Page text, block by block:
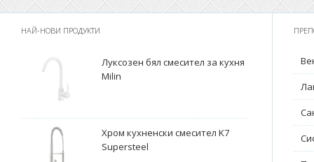
НАЙ-НОВИ ПРОДУКТИ
Луксозен бял смесител за кухня
Milin
Хром кухненски смесител K7
Supersteel